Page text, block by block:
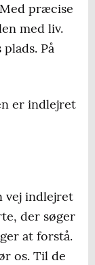
præcise
med liv.
På
er indlejret
vej indlejret
der søger
at forstå.
os. Til de